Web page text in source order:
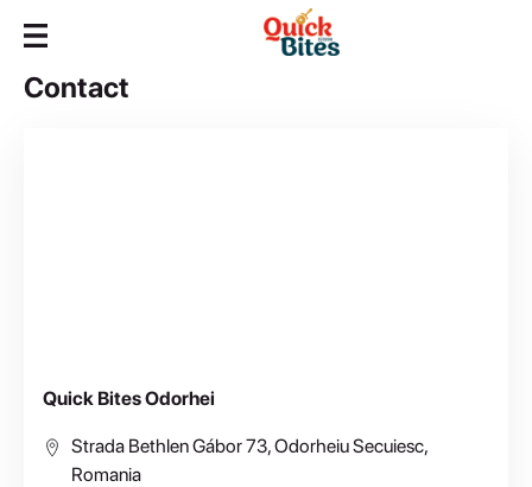
Contact
Quick Bites Odorhei
Strada Bethlen Gábor 73, Odorheiu Secuiesc,
Romania